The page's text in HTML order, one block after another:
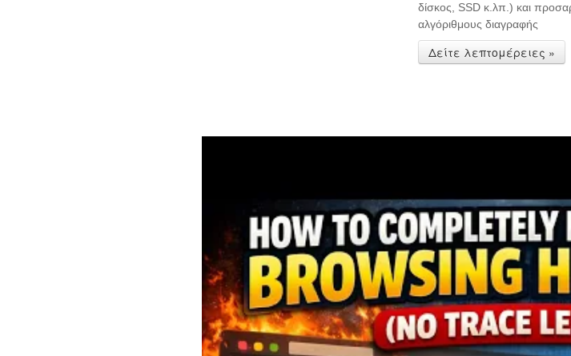
δίσκος, SSD κ.λπ.) και
αλγόριθμους διαγραφής
Δείτε λεπτομέρειες »